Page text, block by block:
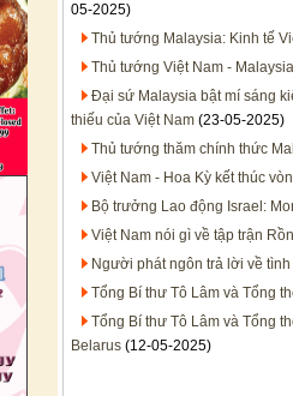
05-2025)
Thủ tướng Malaysia: Kinh tế
Thủ tướng Việt Nam -
Đại sứ Malaysia bật mí sáng
thiếu của Việt Nam (23-05-2025)
Thủ tướng thăm chính thức
Việt Nam - Hoa Kỳ kết thúc
Bộ trưởng Lao động Israel:
Việt Nam nói gì về tập trận
Người phát ngôn trả lời về
Tổng Bí thư Tô Lâm và Tổng
Tổng Bí thư Tô Lâm và Tổng
Belarus (12-05-2025)